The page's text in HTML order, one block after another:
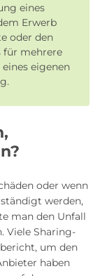
eines
Erwerb
oder den
für mehrere
eigenen
oder wenn
werden,
man den Unfall
Viele Sharing-
um den
haben